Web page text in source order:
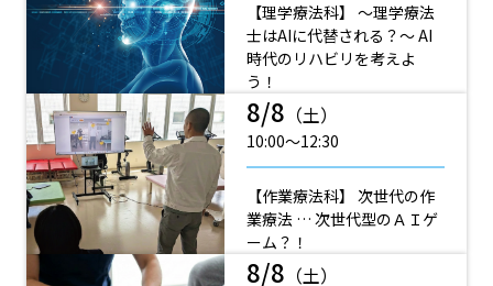
【理学療法科】 ～理学療法
士はAIに代替される？～ AI
時代のリハビリを考えよ
う！
8/8 （土）
10:00〜12:30
【作業療法科】 次世代の作
業療法 … 次世代型のＡＩゲ
ーム？！
8/8 （土）